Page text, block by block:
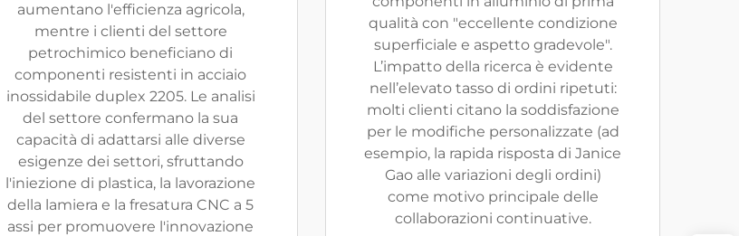
aumentano l'efficienza agricola,
mentre i clienti del settore
petrochimico beneficiano di
componenti resistenti in acciaio
inossidabile duplex 2205. Le analisi
del settore confermano la sua
capacità di adattarsi alle diverse
esigenze dei settori, sfruttando
l'iniezione di plastica, la lavorazione
della lamiera e la fresatura CNC a 5
assi per promuovere l'innovazione
qualità con "eccellente condizione
superficiale e aspetto gradevole".
L’impatto della ricerca è evidente
nell’elevato tasso di ordini ripetuti:
molti clienti citano la soddisfazione
per le modifiche personalizzate (ad
esempio, la rapida risposta di Janice
Gao alle variazioni degli ordini)
come motivo principale delle
collaborazioni continuative.